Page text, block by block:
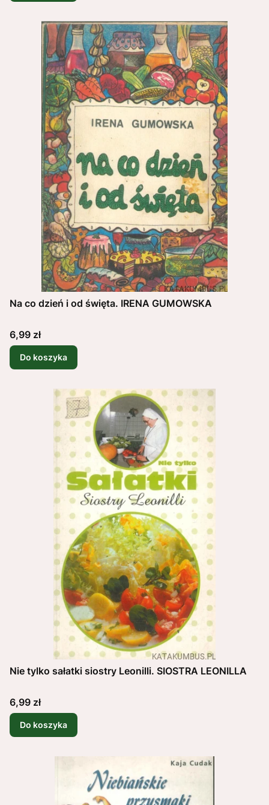
Na co dzień i od święta. IRENA GUMOWSKA
Cena
6,99 zł
Do koszyka
Nie tylko sałatki siostry Leonilli. SIOSTRA LEONILLA
Cena
6,99 zł
Do koszyka